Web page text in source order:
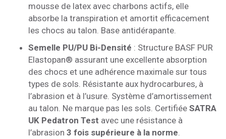
mousse de latex avec charbons actifs, elle
absorbe la transpiration et amortit efficacement
les chocs au talon. Base antidérapante.
Semelle PU/PU Bi-Densité : Structure BASF PUR
Elastopan® assurant une excellente absorption
des chocs et une adhérence maximale sur tous
types de sols. Résistante aux hydrocarbures, à
l’abrasion et à l’usure. Système d’amortissement
au talon. Ne marque pas les sols. Certifiée SATRA
UK Pedatron Test avec une résistance à
l’abrasion 3 fois supérieure à la norme